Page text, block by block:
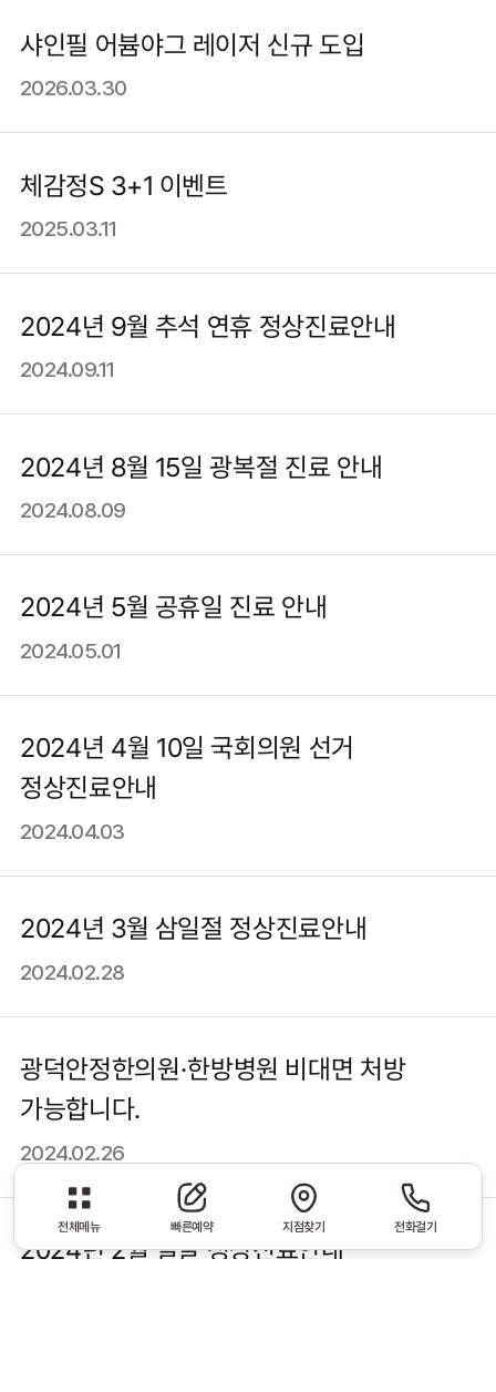
샤인필 어븀야그 레이저 신규 도입
2026.03.30
체감정S 3+1 이벤트
2025.03.11
2024년 9월 추석 연휴 정상진료안내
2024.09.11
2024년 8월 15일 광복절 진료 안내
2024.08.09
2024년 5월 공휴일 진료 안내
2024.05.01
2024년 4월 10일 국회의원 선거
정상진료안내
2024.04.03
2024년 3월 삼일절 정상진료안내
2024.02.28
광덕안정한의원·한방병원 비대면 처방
가능합니다.
2024.02.26
2024년 2월 설날 정상진료안내
전체메뉴 빠른예약 지점찾기 전화걸기